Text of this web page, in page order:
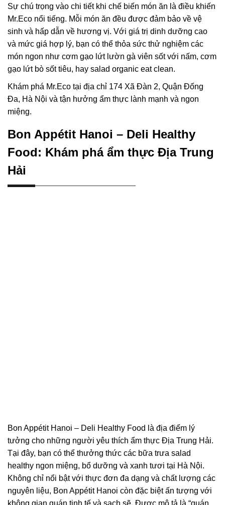
Sự chú trọng vào chi tiết khi chế biến món ăn là điều khiến
Mr.Eco nổi tiếng. Mỗi món ăn đều được đảm bảo về vệ
sinh và hấp dẫn về hương vị. Với giá trị dinh dưỡng cao
và mức giá hợp lý, bạn có thể thỏa sức thử nghiệm các
món ngon như cơm gạo lứt lườn gà viên sốt với nấm, cơm
gạo lứt bò sốt tiêu, hay salad organic eat clean.
Khám phá Mr.Eco tại địa chỉ 174 Xã Đàn 2, Quận Đống
Đa, Hà Nội và tận hưởng ẩm thực lành mạnh và ngon
miệng.
Bon Appétit Hanoi – Deli Healthy
Food: Khám phá ẩm thực Địa Trung
Hải
Bon Appétit Hanoi – Deli Healthy Food là địa điểm lý
tưởng cho những người yêu thích ẩm thực Địa Trung Hải.
Tại đây, bạn có thể thưởng thức các bữa trưa salad
healthy ngon miệng, bổ dưỡng và xanh tươi tại Hà Nội.
Không chỉ nổi bật với thực đơn đa dạng và chất lượng các
nguyên liệu, Bon Appétit Hanoi còn đặc biệt ấn tượng với
không gian quán tinh tế và sạch sẽ. Được mô tả là “quán